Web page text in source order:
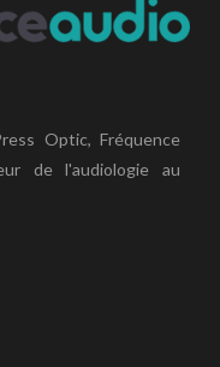
Optic, Fréquence
de l'audiologie au